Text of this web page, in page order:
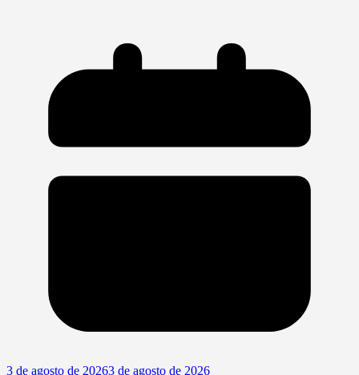
3 de agosto de 20263 de agosto de 2026